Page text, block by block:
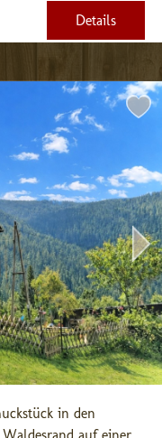
Details
in den